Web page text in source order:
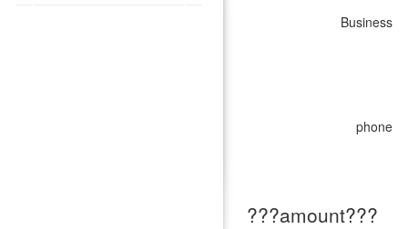
Business
phone
???amount???